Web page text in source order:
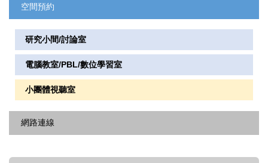
各種身份讀者服務
館際合作服務說明
NDDS
RapidILL
Docline
書刊協尋服務
空間預約
研究小間/討論室
電腦教室/PBL/數位學習室
小團體視聽室
網路連線
電子資源校外連線